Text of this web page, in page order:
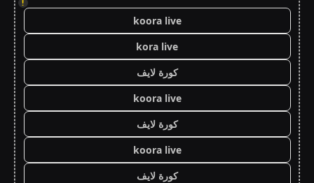
!
koora live
kora live
كورة لايف
koora live
كورة لايف
koora live
كورة لايف